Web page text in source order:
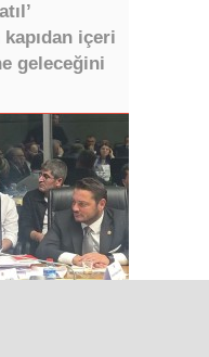
içeri
geleceğini